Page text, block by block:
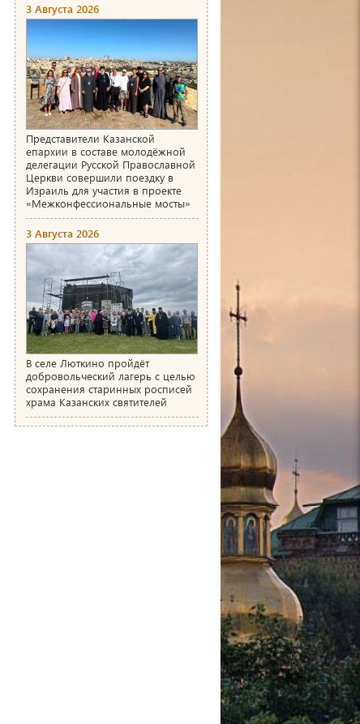
3 Августа 2026
Представители Казанской
епархии в составе молодёжной
делегации Русской Православной
Церкви совершили поездку в
Израиль для участия в проекте
«Межконфессиональные мосты»
3 Августа 2026
В селе Люткино пройдёт
добровольческий лагерь с целью
сохранения старинных росписей
храма Казанских святителей